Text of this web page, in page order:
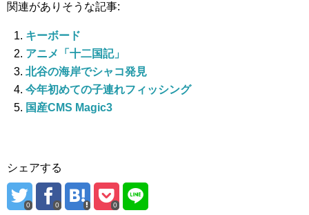
関連がありそうな記事:
キーボード
アニメ「十二国記」
北谷の海岸でシャコ発見
今年初めての子連れフィッシング
国産CMS Magic3
シェアする
0 0 0